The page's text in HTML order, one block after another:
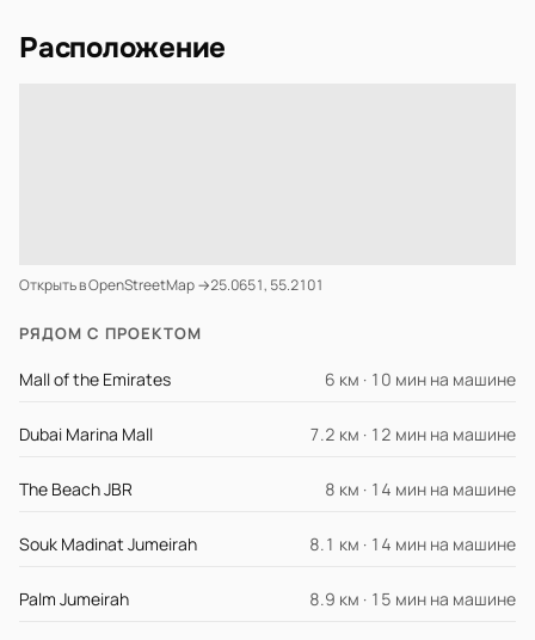
Расположение
Открыть в OpenStreetMap →25.0651, 55.2101
РЯДОМ С ПРОЕКТОМ
Mall of the Emirates 6 км · 10 мин на машине
Dubai Marina Mall 7.2 км · 12 мин на машине
The Beach JBR 8 км · 14 мин на машине
Souk Madinat Jumeirah 8.1 км · 14 мин на машине
Palm Jumeirah 8.9 км · 15 мин на машине